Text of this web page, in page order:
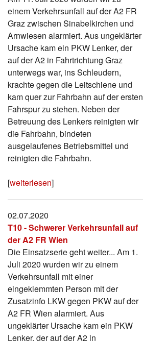
einem Verkehrsunfall auf der A2 FR
Graz zwischen Sinabelkirchen und
Arnwiesen alarmiert. Aus ungeklärter
Ursache kam ein PKW Lenker, der
auf der A2 in Fahrtrichtung Graz
unterwegs war, ins Schleudern,
krachte gegen die Leitschiene und
kam quer zur Fahrbahn auf der ersten
Fahrspur zu stehen. Neben der
Betreuung des Lenkers reinigten wir
die Fahrbahn, bindeten
ausgelaufenes Betriebsmittel und
reinigten die Fahrbahn.
[weiterlesen]
02.07.2020
T10 - Schwerer Verkehrsunfall auf
der A2 FR Wien
Die Einsatzserie geht weiter... Am 1.
Juli 2020 wurden wir zu einem
Verkehrsunfall mit einer
eingeklemmten Person mit der
Zusatzinfo LKW gegen PKW auf der
A2 FR Wien alarmiert. Aus
ungeklärter Ursache kam ein PKW
Lenker, der auf der A2 in